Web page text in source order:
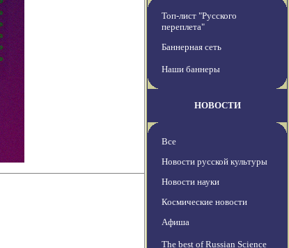
Топ-лист "Русского
переплета"
Баннерная сеть
Наши баннеры
НОВОСТИ
Все
Новости русской культуры
Новости науки
Космические новости
Афиша
The best of Russian Science